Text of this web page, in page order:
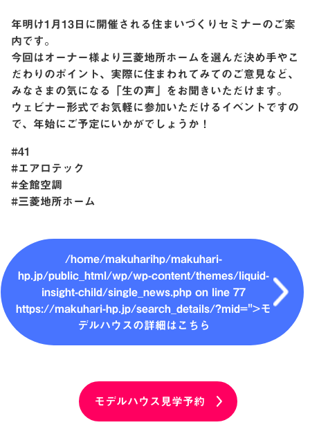
年明け1月13日に開催される住まいづくりセミナーのご案
内です。
今回はオーナー様より三菱地所ホームを選んだ決め手やこ
だわりのポイント、実際に住まわれてみてのご意見など、
みなさまの気になる「生の声」をお聞きいただけます。
ウェビナー形式でお気軽に参加いただけるイベントですの
で、年始にご予定にいかがでしょうか！
#41
#エアロテック
#全館空調
#三菱地所ホーム
/home/makuharihp/makuhari-
hp.jp/public_html/wp/wp-content/themes/liquid-
insight-child/single_news.php on line 77
https://makuhari-hp.jp/search_details/?mid=">モ
デルハウスの詳細はこちら
モデルハウス見学予約